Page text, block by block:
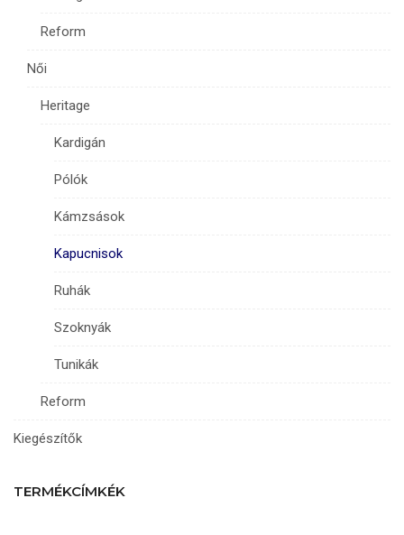
Reform
Női
Heritage
Kardigán
Pólók
Kámzsások
Kapucnisok
Ruhák
Szoknyák
Tunikák
Reform
Kiegészítők
TERMÉKCÍMKÉK